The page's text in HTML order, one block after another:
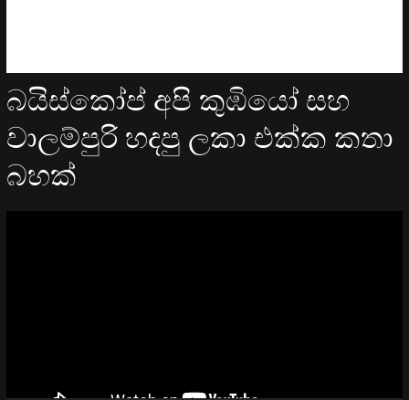
බයිස්කෝප් අපි කුඹියෝ සහ
වාලම්පුරි හදපු ලකා එක්ක කතා
බහක්